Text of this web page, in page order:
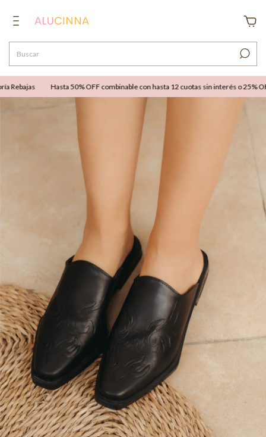
Hasta 50% OFF combinable con hasta 12 cuotas sin interés o 25%